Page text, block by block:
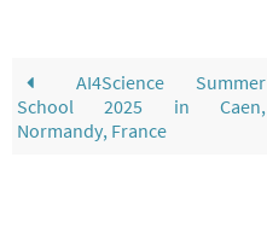
AI4Science Summer
School 2025 in Caen,
Normandy, France